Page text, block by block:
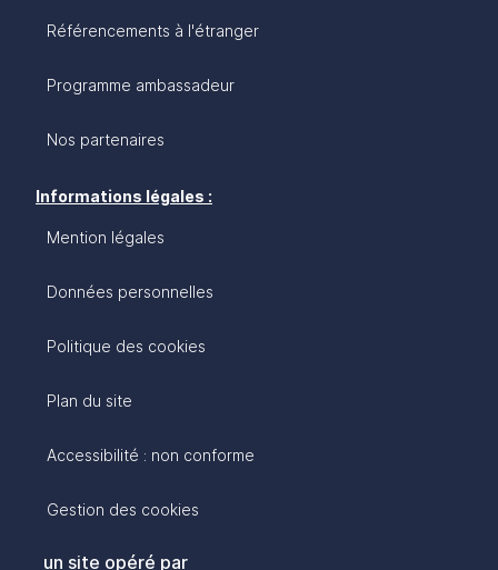
Référencements à l'étranger
Programme ambassadeur
Nos partenaires
Informations légales :
Mention légales
Données personnelles
Politique des cookies
Plan du site
Accessibilité : non conforme
Gestion des cookies
un site opéré par